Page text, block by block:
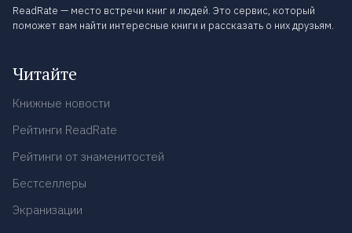
ReadRate — место встречи книг и людей. Это сервис, который
поможет вам найти интересные книги и рассказать о них друзьям.
Читайте
Книжные новости
Рейтинги ReadRate
Рейтинги от знаменитостей
Бестселлеры
Экранизации